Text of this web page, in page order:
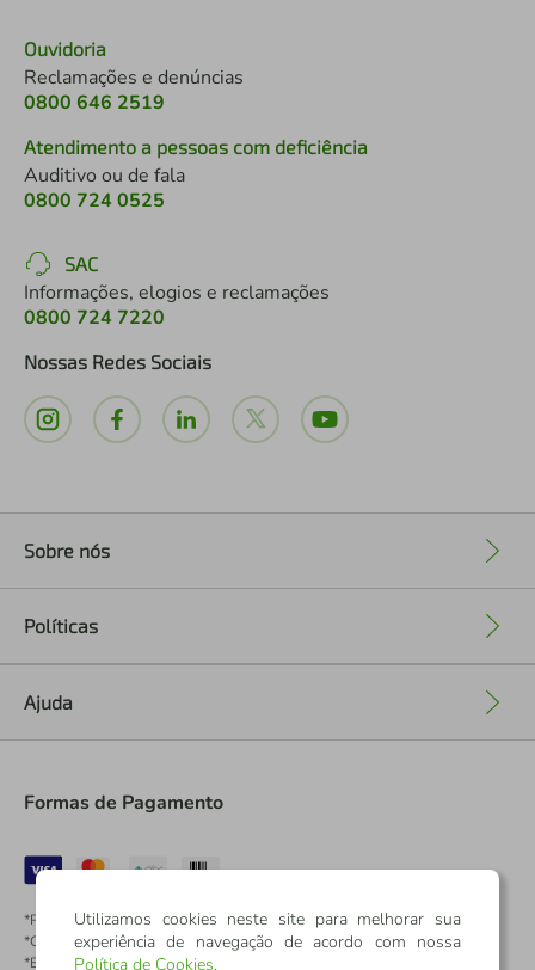
Ouvidoria
Reclamações e denúncias
0800 646 2519
Atendimento a pessoas com deficiência
Auditivo ou de fala
0800 724 0525
SAC
Informações, elogios e reclamações
0800 724 7220
Nossas Redes Sociais
Sobre nós
Políticas
Ajuda
Formas de Pagamento
*Pontos dos Cartões Sicredi
*Cartões Sicredi
*Boleto exclusivo para associados PJ
Utilizamos cookies neste site para melhorar sua
experiência de navegação de acordo com nossa
Política de Cookies.